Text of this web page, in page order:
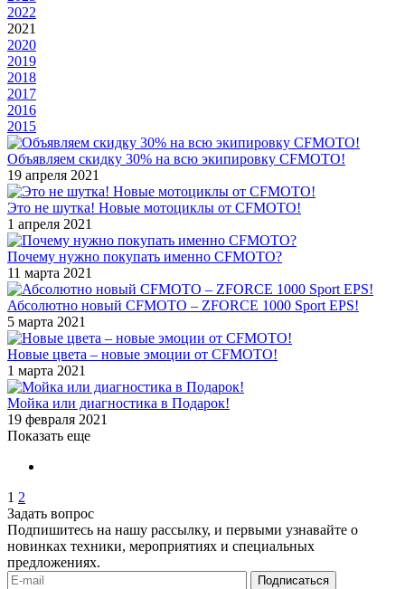
2022
2021
2020
2019
2018
2017
2016
2015
Объявляем скидку 30% на всю экипировку CFMOTO!
19 апреля 2021
Это не шутка! Новые мотоциклы от CFMOTO!
1 апреля 2021
Почему нужно покупать именно CFMOTO?
11 марта 2021
Абсолютно новый CFMOTO – ZFORCE 1000 Sport EPS!
5 марта 2021
Новые цвета – новые эмоции от CFMOTO!
1 марта 2021
Мойка или диагностика в Подарок!
19 февраля 2021
Показать еще
1 2
Задать вопрос
Подпишитесь на нашу рассылку, и первыми узнавайте о
новинках техники, мероприятиях и специальных
предложениях.